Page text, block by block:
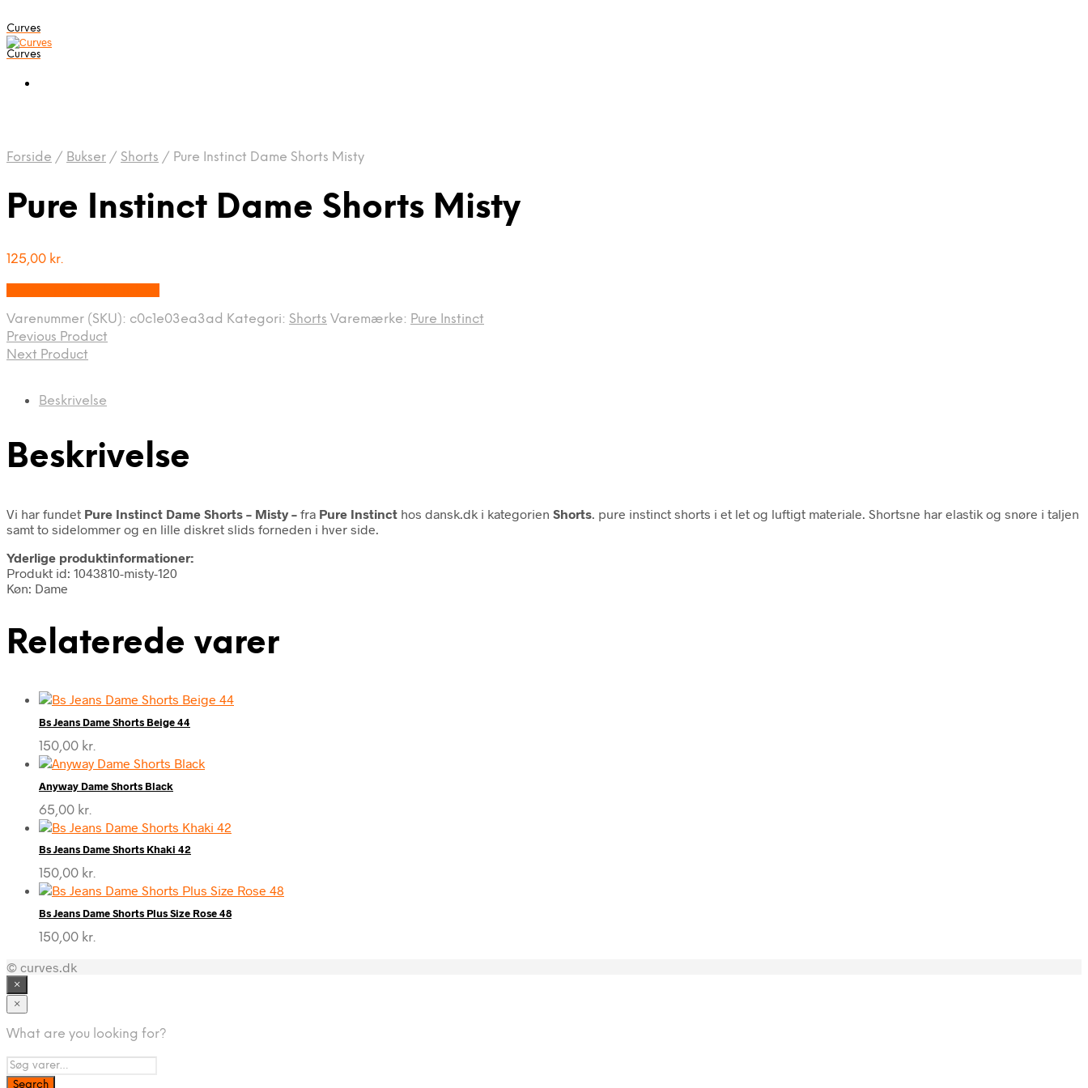
Curves
Curves
Forside / Bukser / Shorts / Pure Instinct Dame Shorts Misty
Pure Instinct Dame Shorts Misty
125,00 kr.
Varenummer (SKU): c0c1e03ea3ad Kategori: Shorts Varemærke: Pure Instinct
Previous Product
Next Product
Beskrivelse
Beskrivelse
Vi har fundet Pure Instinct Dame Shorts – Misty – fra Pure Instinct hos dansk.dk i kategorien Shorts . pure instinct shorts i et let og luftigt materiale. Shortsne har elastik og snøre i taljen
samt to sidelommer og en lille diskret slids forneden i hver side.
Yderlige produktinformationer:
Produkt id: 1043810-misty-120
Køn: Dame
Relaterede varer
Bs Jeans Dame Shorts Beige 44
150,00 kr.
Anyway Dame Shorts Black
65,00 kr.
Bs Jeans Dame Shorts Khaki 42
150,00 kr.
Bs Jeans Dame Shorts Plus Size Rose 48
150,00 kr.
© curves.dk
×
×
What are you looking for?